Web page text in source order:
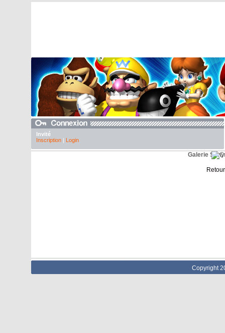
Invité
Inscription| Login
Galerie
Copyright